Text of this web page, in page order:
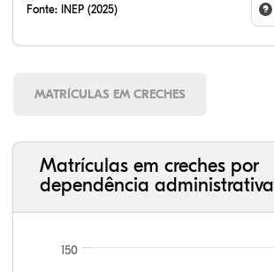
Fonte: INEP (2025)
MATRÍCULAS EM CRECHES
Matrículas em creches por
dependência administrativa
150